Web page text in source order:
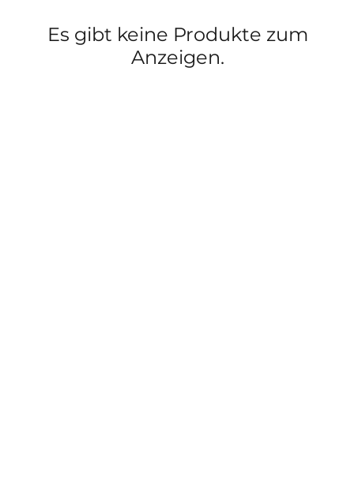
Es gibt keine Produkte zum
Anzeigen.